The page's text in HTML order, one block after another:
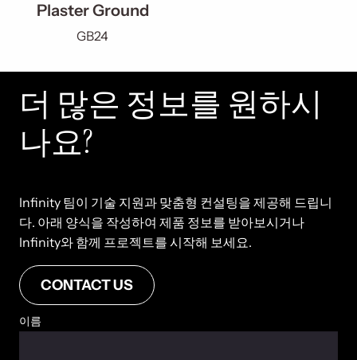
Plaster Ground
GB24
더 많은 정보를 원하시
나요?
Infinity 팀이 기술 지원과 맞춤형 컨설팅을 제공해 드립니
다. 아래 양식을 작성하여 제품 정보를 받아보시거나
Infinity와 함께 프로젝트를 시작해 보세요.
CONTACT US
이름